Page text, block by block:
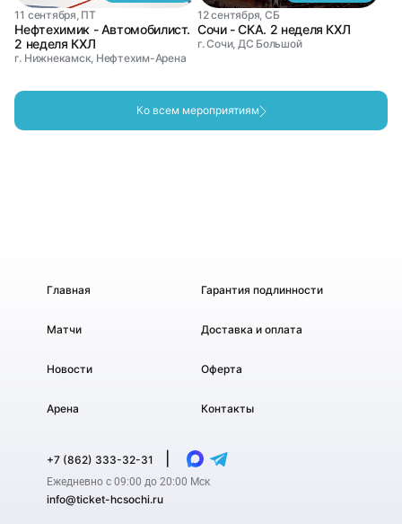
11 сентября, ПТ
Нефтехимик - Автомобилист.
2 неделя КХЛ
г. Нижнекамск, Нефтехим-Арена
12 сентября, СБ
Сочи - СКА. 2 неделя КХЛ
г. Сочи, ДС Большой
Ко всем мероприятиям
Главная
Матчи
Новости
Арена
Гарантия подлинности
Доставка и оплата
Оферта
Контакты
+7 (862) 333-32-31
Ежедневно с 09:00 до 20:00 Мск
info@ticket-hcsochi.ru